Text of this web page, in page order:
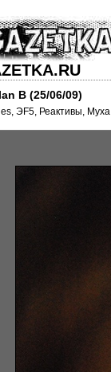
B (25/06/09)
ЭF5, Реактивы, Муха